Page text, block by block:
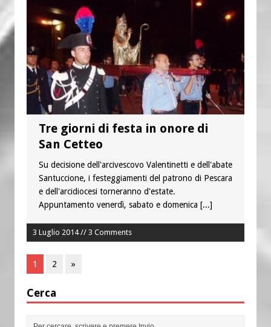
Tre giorni di festa in onore di
San Cetteo
Su decisione dell'arcivescovo Valentinetti e dell'abate
Santuccione, i festeggiamenti del patrono di Pescara
e dell'arcidiocesi torneranno d'estate.
Appuntamento venerdì, sabato e domenica [...]
3 Luglio 2014 // 3 Comments
1 2 »
Cerca